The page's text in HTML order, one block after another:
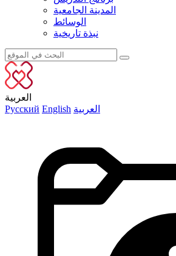
المدينة الجامعية
الوسائط
نبذة تاريخية
العربية
Русский English العربية